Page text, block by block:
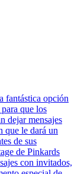
fantástica opción
que los
dejar mensajes
que le dará un
de sus
de Pinkards
con invitados,